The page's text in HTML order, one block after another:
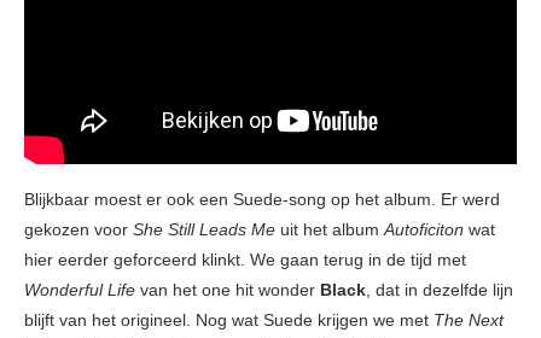
Blijkbaar moest er ook een Suede-song op het album. Er werd
gekozen voor She Still Leads Me uit het album Autoficiton wat
hier eerder geforceerd klinkt. We gaan terug in de tijd met
Wonderful Life van het one hit wonder Black , dat in dezelfde lijn
blijft van het origineel. Nog wat Suede krijgen we met The Next